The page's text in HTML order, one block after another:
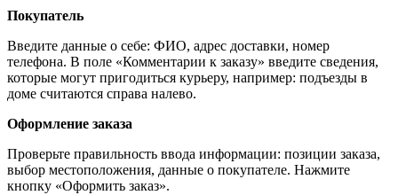
Покупатель
Введите данные о себе: ФИО, адрес доставки, номер
телефона. В поле «Комментарии к заказу» введите сведения,
которые могут пригодиться курьеру, например: подъезды в
доме считаются справа налево.
Оформление заказа
Проверьте правильность ввода информации: позиции заказа,
выбор местоположения, данные о покупателе. Нажмите
кнопку «Оформить заказ».